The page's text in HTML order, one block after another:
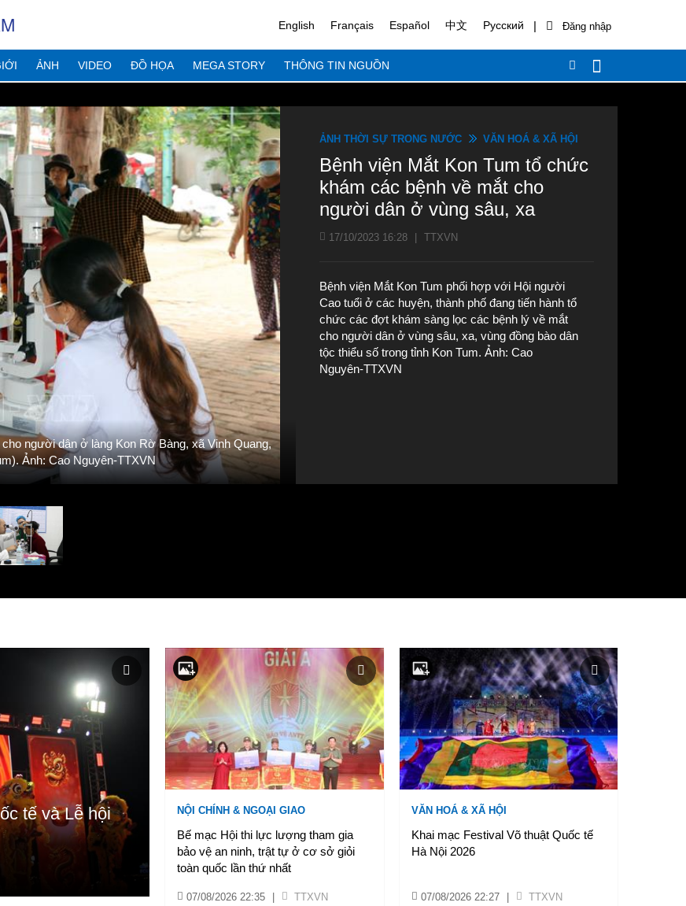
English Français Español 中文 Русский |
ẢNH VIDEO ĐỒ HỌA MEGA STORY THÔNG TIN NGUỒN
người dân ở làng Kon Rờ Bàng, xã Vinh Quang,
Ảnh: Cao Nguyên-TTXVN
ẢNH THỜI SỰ TRONG NƯỚC VĂN HOÁ & XÃ HỘI
Bệnh viện Mắt Kon Tum tổ chức
khám các bệnh về mắt cho
người dân ở vùng sâu, xa
17/10/2023 16:28 TTXVN
Bệnh viện Mắt Kon Tum phối hợp với Hội người
Cao tuổi ở các huyện, thành phố đang tiến hành tổ
chức các đợt khám sàng lọc các bệnh lý về mắt
cho người dân ở vùng sâu, xa, vùng đồng bào dân
tộc thiểu số trong tỉnh Kon Tum. Ảnh: Cao
Nguyên-TTXVN
tế và Lễ hội
NỘI CHÍNH & NGOẠI GIAO
Bế mạc Hội thi lực lượng tham gia
bảo vệ an ninh, trật tự ở cơ sở giỏi
toàn quốc lần thứ nhất
07/08/2026 22:35 TTXVN
VĂN HOÁ & XÃ HỘI
Khai mạc Festival Võ thuật Quốc tế
Hà Nội 2026
07/08/2026 22:27 TTXVN